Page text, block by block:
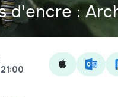
d'encre :
21:00